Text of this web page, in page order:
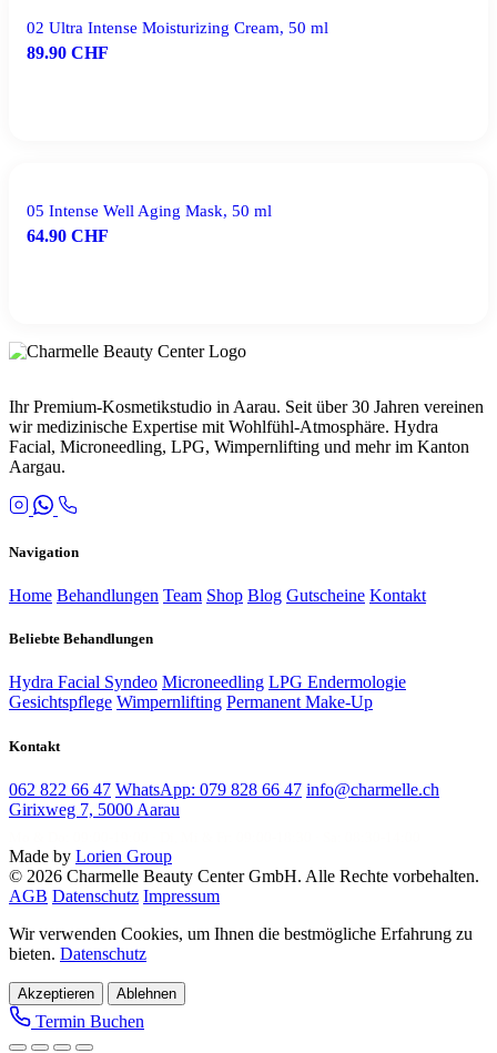
02 Ultra Intense Moisturizing Cream, 50 ml
89.90 CHF
05 Intense Well Aging Mask, 50 ml
64.90 CHF
Ihr Premium-Kosmetikstudio in Aarau. Seit über 30 Jahren vereinen
wir medizinische Expertise mit Wohlfühl-Atmosphäre. Hydra
Facial, Microneedling, LPG, Wimpernlifting und mehr im Kanton
Aargau.
Navigation
Home Behandlungen Team Shop Blog Gutscheine Kontakt
Beliebte Behandlungen
Hydra Facial Syndeo Microneedling LPG Endermologie
Gesichtspflege Wimpernlifting Permanent Make-Up
Kontakt
062 822 66 47 WhatsApp: 079 828 66 47 info@charmelle.ch
Girixweg 7, 5000 Aarau
Made by Lorien Group
© 2026 Charmelle Beauty Center GmbH. Alle Rechte vorbehalten.
AGB Datenschutz Impressum
Wir verwenden Cookies, um Ihnen die bestmögliche Erfahrung zu
bieten. Datenschutz
Akzeptieren Ablehnen
Termin Buchen